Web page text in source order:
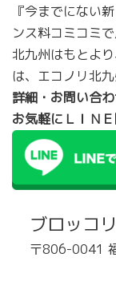
『今までにない
ンス料コミコミ
北九州はもとよ
は、エコノリ北
詳細・お問い合
お気軽にＬＩＮ
ブロッコ
〒806-0041